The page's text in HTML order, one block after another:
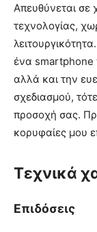
Απευθύνεται σε
τεχνολογίας,
ένα smartphone
αλλά και την
σχεδιασμού,
προσοχή σας.
κορυφαίες μου
Τεχνικά
Επιδόσεις